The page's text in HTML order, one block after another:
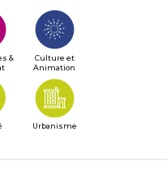
&
Culture et
Animation
Urbanisme